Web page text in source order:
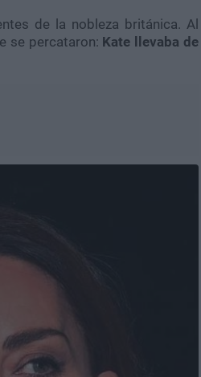
de la nobleza británica. Al
se percataron: Kate llevaba de